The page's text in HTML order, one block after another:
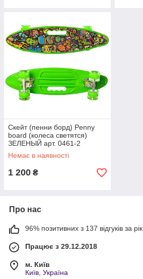
Скейт (пенни борд) Penny
board (колеса светятся)
ЗЕЛЕНЫЙ арт. 0461-2
Немає в наявності
1 200 ₴
Про нас
96% позитивних з 137 відгуків за рік
Працює з 29.12.2018
м. Київ
Київ, Україна